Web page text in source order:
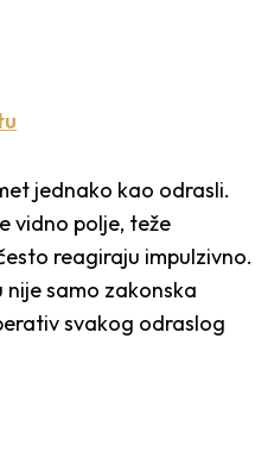
jednako kao odrasli.
vidno polje, teže
reagiraju impulzivno.
samo zakonska
svakog odraslog